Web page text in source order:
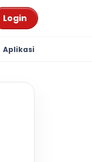
Login
Aplikasi